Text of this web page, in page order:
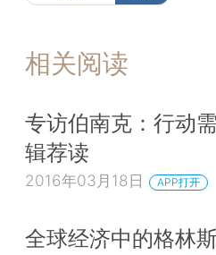
相关阅读
专访伯南克：行动
辑荐读
2016年03月18日 APP打开
全球经济中的格林